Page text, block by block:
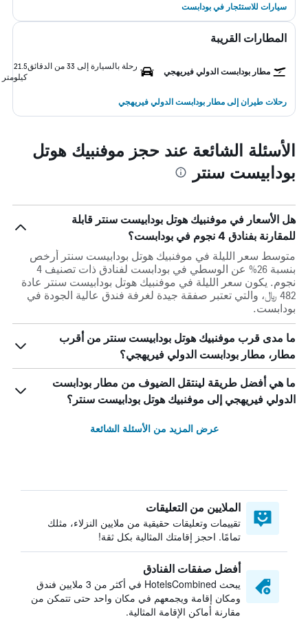
سيارات للاستئجار في بودابست
المطارات القريبة
مطار بودابست الدولي فيريهجي
رحلة بالسيارة إلى 33 من الدقائق
21.5
كيلومتر
رحلات طيران إلى مطار بودابست الدولي فيريهجي
الأسئلة الشائعة عند حجز موفنبيك هوتل
بودابيست سنتر
هل الأسعار في موفنبيك هوتل بودابيست سنتر قابلة
للمقارنة بفنادق 4 نجوم في بودابست؟
متوسط سعر الليلة في موفنبيك هوتل بودابيست سنتر أرخص
بنسبة 26% عن الوسطي في بودابست لفنادق ذات تصنيف 4
نجوم. يكون سعر الليلة في موفنبيك هوتل بودابيست سنتر عادة
482 ﷼، والتي تعتبر صفقة جيدة لغرفة فندق عالية الجودة في
بودابست.
ما مدى قرب موفنبيك هوتل بودابيست سنتر من أقرب
مطار، مطار بودابست الدولي فيريهجي؟
ما هي أفضل طريقة لينتقل الضيوف من مطار بودابست
الدولي فيريهجي إلى موفنبيك هوتل بودابيست سنتر؟
عرض المزيد من الأسئلة الشائعة
الملايين من التعليقات
تقييمات وتعليقات حقيقية من ملايين النزلاء، مثلك
تمامًا. احجز إقامتك المثالية بكل ثقة!
أفضل صفقات الفنادق
يبحث HotelsCombined في أكثر من 3 ملايين فندق
ومكان إقامة ويجمعهم في مكان واحد حتى تتمكن من
مقارنة أماكن الإقامة المثالية.